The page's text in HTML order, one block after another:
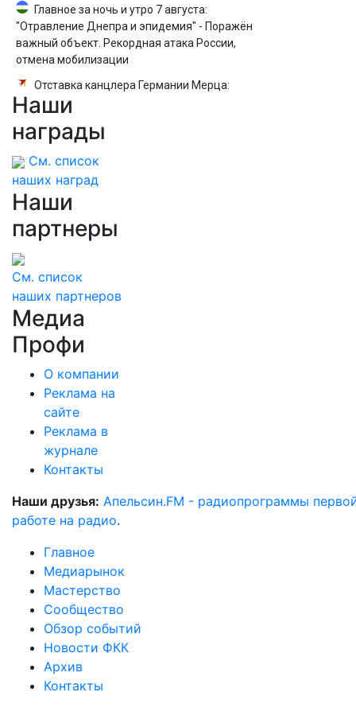
Главное за ночь и утро 7 августа:
"Отравление Днепра и эпидемия" - Поражён
важный объект. Рекордная атака России,
отмена мобилизации
Отставка канцлера Германии Мерца:
последние новости на 7 августа 2026 и
Наши
награды
См. список
наших наград
Наши
партнеры
См. список
наших партнеров
Медиа
Профи
О компании
Реклама на
сайте
Реклама в
журнале
Контакты
Наши друзья: Апельсин.FM - радиопрограммы
работе на радио.
Главное
Медиарынок
Мастерство
Сообщество
Обзор событий
Новости ФКК
Архив
Контакты